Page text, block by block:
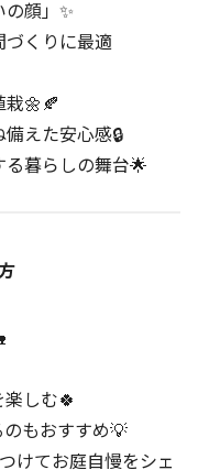
顔」✨
づくりに最適
🌼🍂
えた安心感🔒
る暮らしの舞台🌟
しむ🍀
もおすすめ💡
けてお庭自慢をシェ